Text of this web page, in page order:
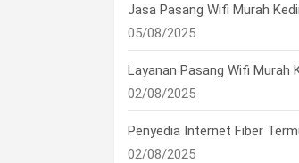
Jasa Pasang Wifi Murah
05/08/2025
Layanan Pasang Wifi Murah
02/08/2025
Penyedia Internet Fiber
02/08/2025